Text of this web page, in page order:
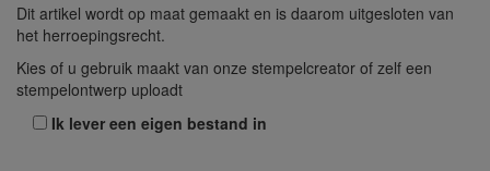
Dit artikel wordt op maat gemaakt en is daarom uitgesloten van
het herroepingsrecht.
Kies of u gebruik maakt van onze stempelcreator of zelf een
stempelontwerp uploadt
Ik lever een eigen bestand in